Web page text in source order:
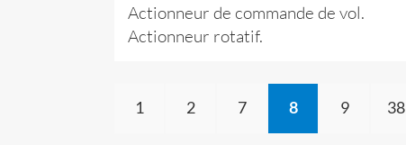
Actionneur de commande de vol.
Actionneur rotatif.
1 2 7 8 9 38